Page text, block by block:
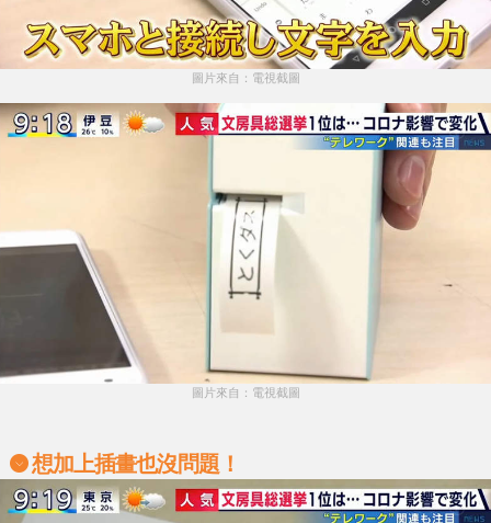
圖片來自：電視截圖
圖片來自：電視截圖
想加上插畫也沒問題！